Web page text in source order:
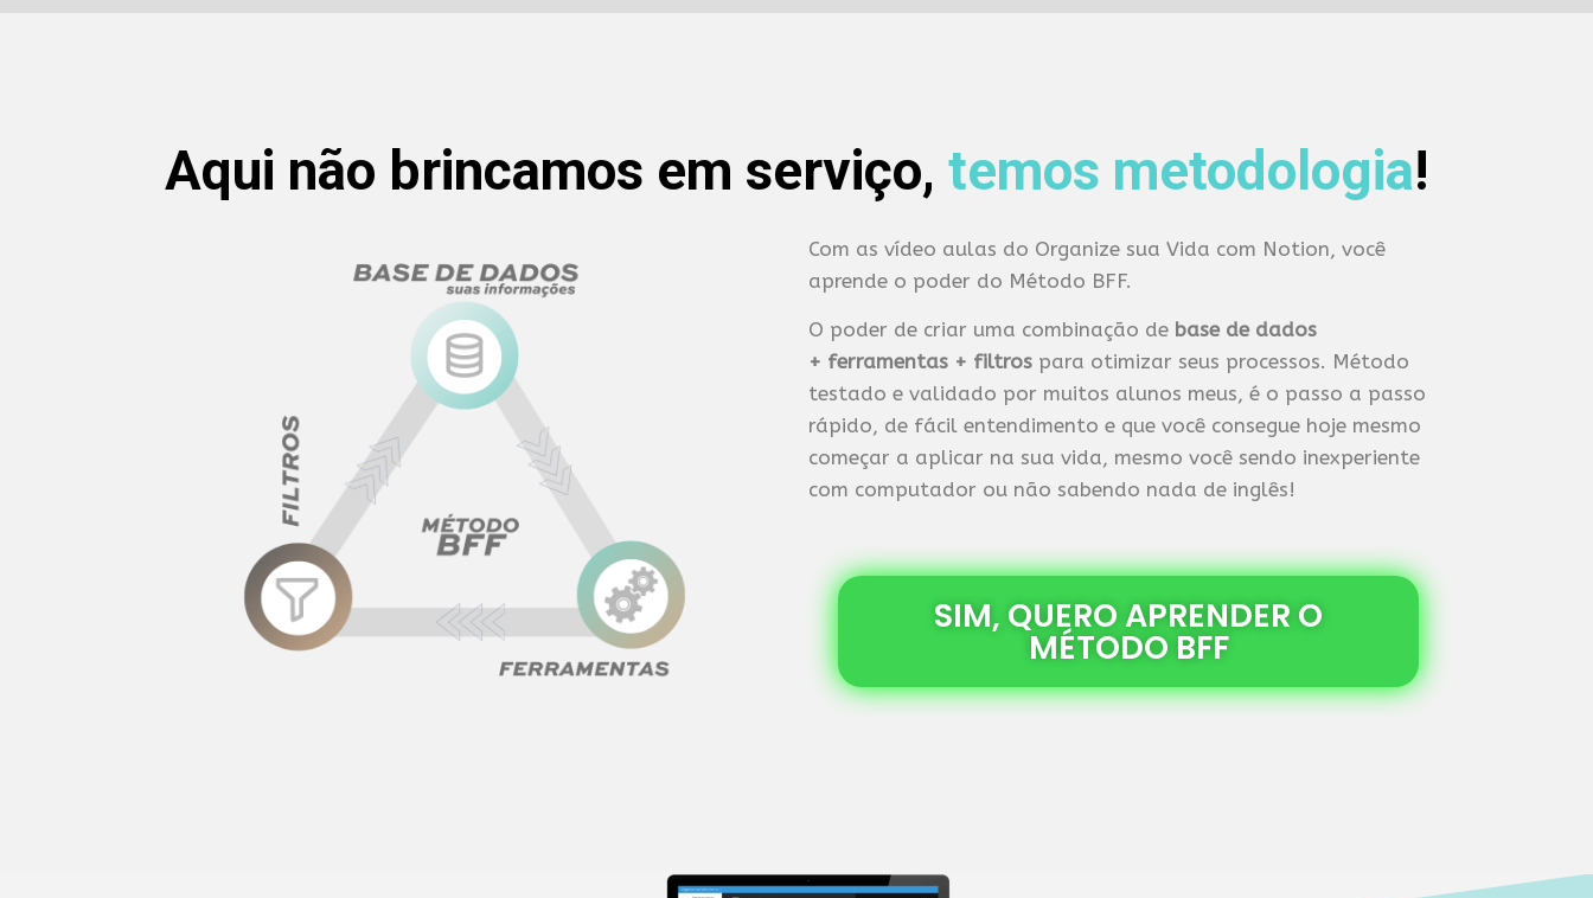
Aqui não brincamos em serviço, temos metodologia!
Com as vídeo aulas do Organize sua Vida com Notion, você
aprende o poder do Método BFF.
O poder de criar uma combinação de base de dados
+ ferramentas + filtros para otimizar seus processos. Método
testado e validado por muitos alunos meus, é o passo a passo
rápido, de fácil entendimento e que você consegue hoje mesmo
começar a aplicar na sua vida, mesmo você sendo inexperiente
com computador ou não sabendo nada de inglês!
SIM, QUERO APRENDER O
MÉTODO BFF